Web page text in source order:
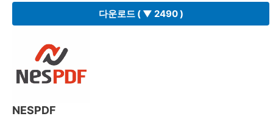
다운로드( ▼ 2490 )
NESPDF